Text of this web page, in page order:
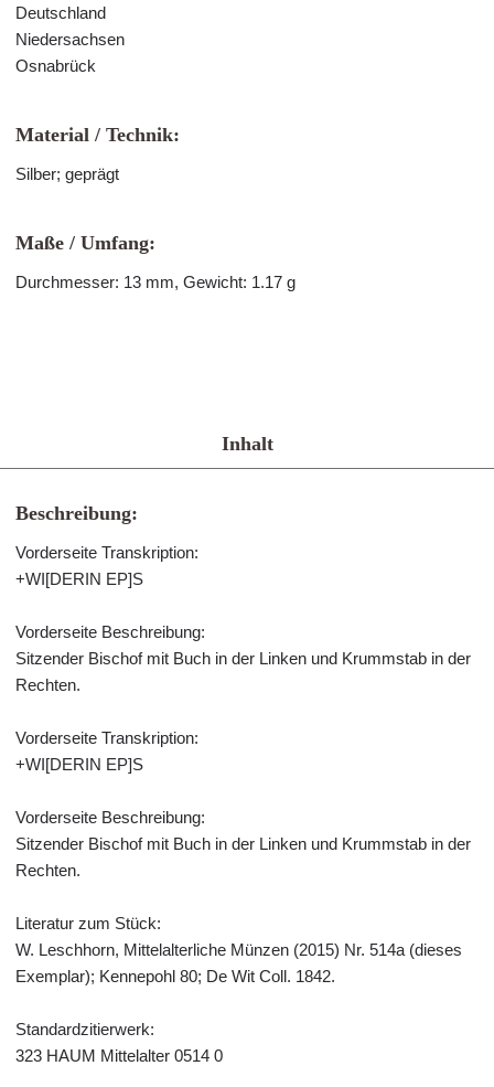
Deutschland
Niedersachsen
Osnabrück
Material / Technik:
Silber; geprägt
Maße / Umfang:
Durchmesser: 13 mm, Gewicht: 1.17 g
Inhalt
Beschreibung:
Vorderseite Transkription:
+WI[DERIN EP]S
Vorderseite Beschreibung:
Sitzender Bischof mit Buch in der Linken und Krummstab in der
Rechten.
Vorderseite Transkription:
+WI[DERIN EP]S
Vorderseite Beschreibung:
Sitzender Bischof mit Buch in der Linken und Krummstab in der
Rechten.
Literatur zum Stück:
W. Leschhorn, Mittelalterliche Münzen (2015) Nr. 514a (dieses
Exemplar); Kennepohl 80; De Wit Coll. 1842.
Standardzitierwerk:
323 HAUM Mittelalter 0514 0